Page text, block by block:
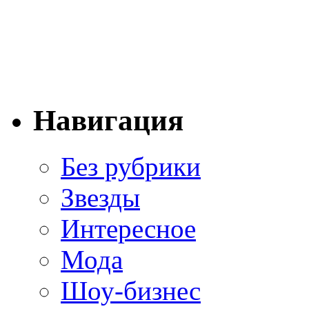
Навигация
Без рубрики
Звезды
Интересное
Мода
Шоу-бизнес